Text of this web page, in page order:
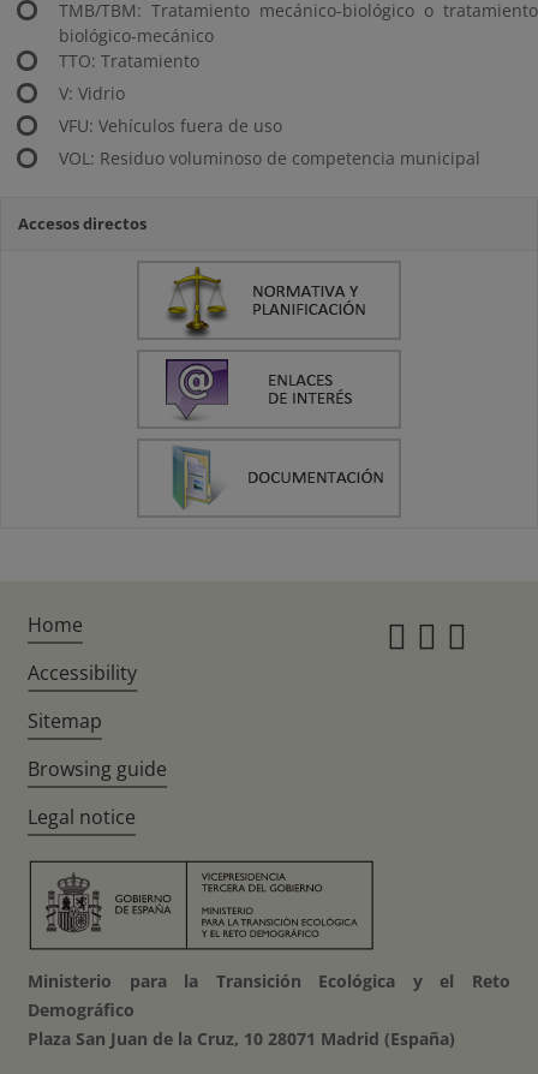
TMB/TBM: Tratamiento mecánico-biológico o tratamiento
biológico-mecánico
TTO: Tratamiento
V: Vidrio
VFU: Vehículos fuera de uso
VOL: Residuo voluminoso de competencia municipal
Accesos directos
Home
Accessibility
Sitemap
Browsing guide
Legal notice
Ministerio para la Transición Ecológica y el Reto
Demográfico
Plaza San Juan de la Cruz, 10 28071 Madrid (España)